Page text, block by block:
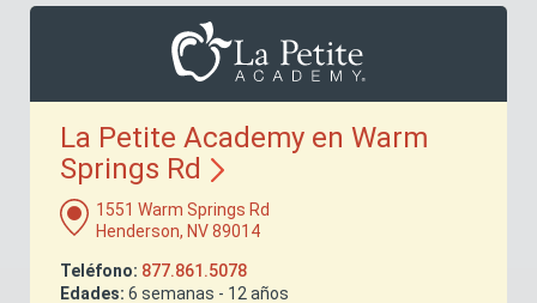
La Petite Academy en Warm
Springs Rd
1551 Warm Springs Rd
Henderson, NV 89014
Teléfono: 877.861.5078
Edades: 6 semanas - 12 años